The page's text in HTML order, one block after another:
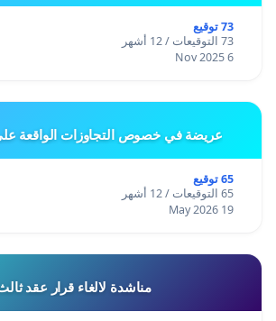
73 توقيع
73 التوقيعات / 12 أشهر
6 Nov 2025
عريضة في خصوص التجاوزات الواقعة
65 توقيع
65 التوقيعات / 12 أشهر
19 May 2026
مناشدة لالغاء قرار عقد